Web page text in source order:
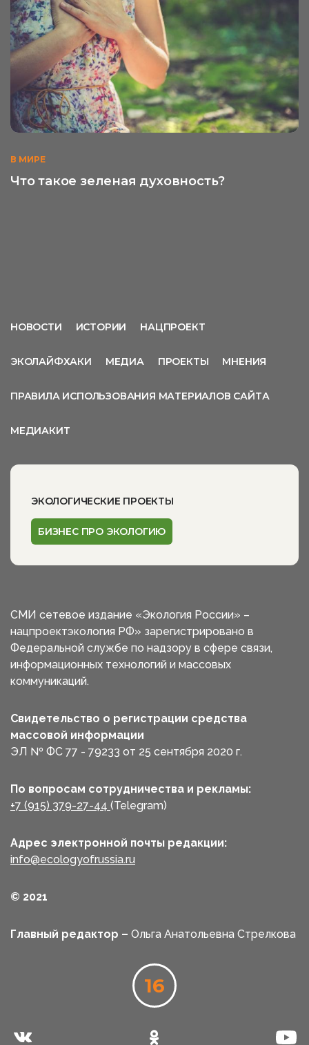
В МИРЕ
Что такое зеленая духовность?
НОВОСТИ ИСТОРИИ НАЦПРОЕКТ
ЭКОЛАЙФХАКИ МЕДИА ПРОЕКТЫ МНЕНИЯ
ПРАВИЛА ИСПОЛЬЗОВАНИЯ МАТЕРИАЛОВ САЙТА
МЕДИАКИТ
ЭКОЛОГИЧЕСКИЕ ПРОЕКТЫ
БИЗНЕС ПРО ЭКОЛОГИЮ
СМИ сетевое издание «Экология России» –
нацпроектэкология РФ» зарегистрировано в
Федеральной службе по надзору в сфере связи,
информационных технологий и массовых
коммуникаций.
Свидетельство о регистрации средства
массовой информации
ЭЛ № ФС 77 - 79233 от 25 сентября 2020 г.
По вопросам сотрудничества и рекламы:
+7 (915) 379-27-44 (Telegram)
Адрес электронной почты редакции:
info@ecologyofrussia.ru
© 2021
Главный редактор – Ольга Анатольевна Стрелкова
16